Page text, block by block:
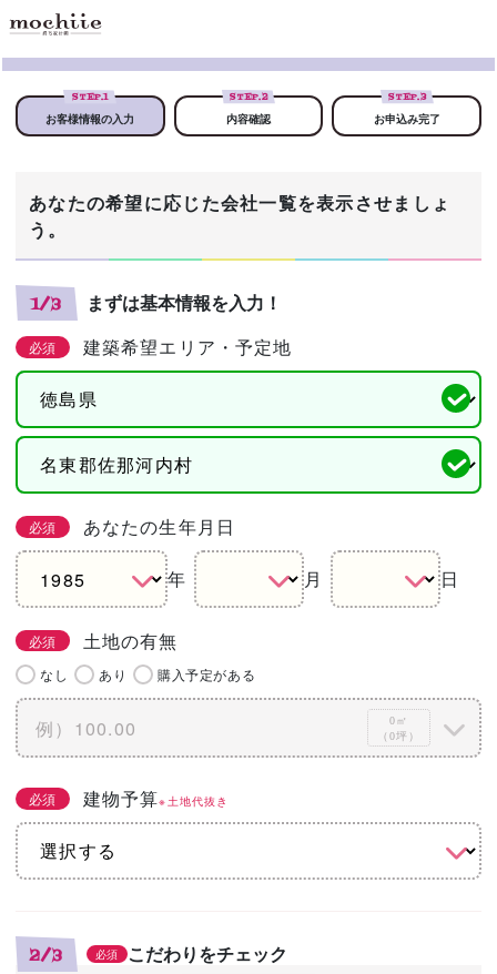
STEP.1
お客様情報の入力
STEP.2
内容確認
STEP.3
お申込み完了
あなたの希望に応じた会社一覧を表示させましょ
う。
1/3 まずは基本情報を入力！
必須 建築希望エリア・予定地
必須 あなたの生年月日
年 月 日
必須 土地の有無
なし あり 購入予定がある
0㎡
（0坪）
必須 建物予算※土地代抜き
2/3 必須 こだわりをチェック